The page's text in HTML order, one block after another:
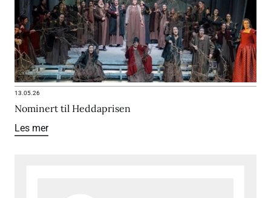
13.05.26
Nominert til Heddaprisen
Les mer